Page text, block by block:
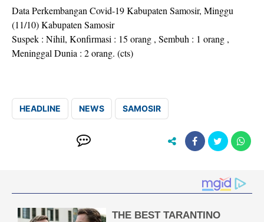
Data Perkembangan Covid-19 Kabupaten Samosir, Minggu
(11/10) Kabupaten Samosir
Suspek : Nihil, Konfirmasi : 15 orang , Sembuh : 1 orang ,
Meninggal Dunia : 2 orang. (cts)
HEADLINE NEWS SAMOSIR